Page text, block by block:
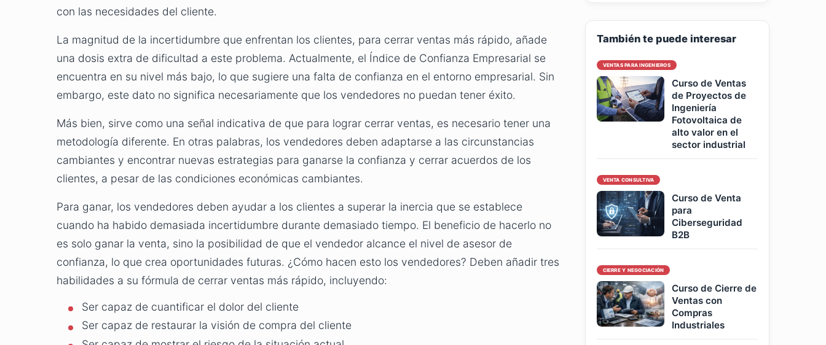
con las necesidades del cliente.
La magnitud de la incertidumbre que enfrentan los clientes, para cerrar ventas más rápido, añade
una dosis extra de dificultad a este problema. Actualmente, el Índice de Confianza Empresarial se
encuentra en su nivel más bajo, lo que sugiere una falta de confianza en el entorno empresarial. Sin
embargo, este dato no significa necesariamente que los vendedores no puedan tener éxito.
Más bien, sirve como una señal indicativa de que para lograr cerrar ventas, es necesario tener una
metodología diferente. En otras palabras, los vendedores deben adaptarse a las circunstancias
cambiantes y encontrar nuevas estrategias para ganarse la confianza y cerrar acuerdos de los
clientes, a pesar de las condiciones económicas cambiantes.
Para ganar, los vendedores deben ayudar a los clientes a superar la inercia que se establece
cuando ha habido demasiada incertidumbre durante demasiado tiempo. El beneficio de hacerlo no
es solo ganar la venta, sino la posibilidad de que el vendedor alcance el nivel de asesor de
confianza, lo que crea oportunidades futuras. ¿Cómo hacen esto los vendedores? Deben añadir tres
habilidades a su fórmula de cerrar ventas más rápido, incluyendo:
Ser capaz de cuantificar el dolor del cliente
Ser capaz de restaurar la visión de compra del cliente
También te puede interesar
VENTAS PARA INGENIEROS
Curso de Ventas
de Proyectos de
Ingeniería
Fotovoltaica de
alto valor en el
sector industrial
VENTA CONSULTIVA
Curso de Venta
para
Ciberseguridad
B2B
CIERRE Y NEGOCIACIÓN
Curso de Cierre de
Ventas con
Compras
Industriales